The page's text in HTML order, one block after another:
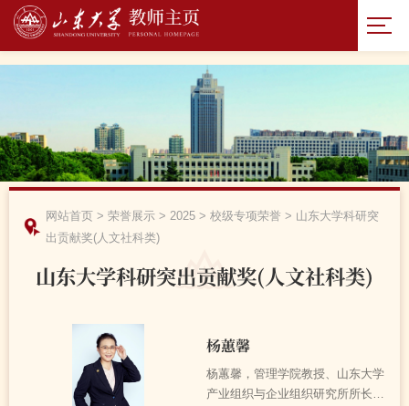
网站首页 > 荣誉展示 > 2025 > 校级专项荣誉 > 山东大学科研突
出贡献奖(人文社科类)
山东大学科研突出贡献奖(人文社科类)
杨蕙馨
杨蕙馨，管理学院教授、山东大学
产业组织与企业组织研究所所长，